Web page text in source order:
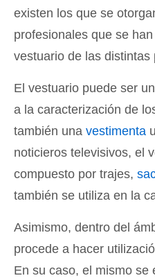
existen los que se
profesionales que se
vestuario de las distintas
El vestuario puede ser un
a la caracterización de
también una vestimenta
noticieros televisivos, el
compuesto por trajes,
también se utiliza en la
Asimismo, dentro del
procede a hacer
En su caso, el mismo se